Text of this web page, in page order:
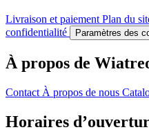
Livraison et paiement Plan du
confidentialité
Paramètres des
À propos de
Contact À propos de nous
Horaires